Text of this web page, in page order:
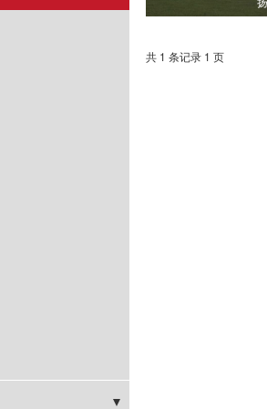
共 1 条记录 1 页